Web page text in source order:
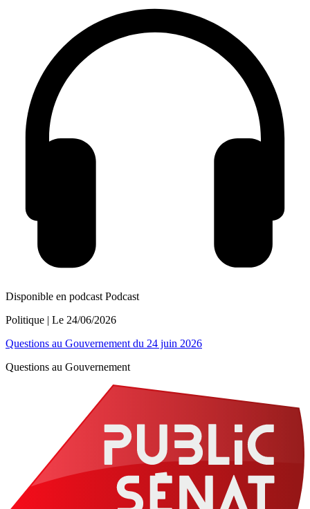
Disponible en podcast Podcast
Politique | Le 24/06/2026
Questions au Gouvernement du 24 juin 2026
Questions au Gouvernement